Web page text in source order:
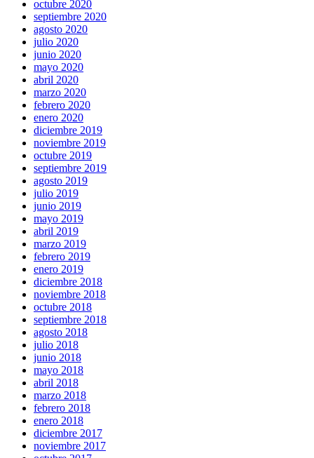
octubre 2020
septiembre 2020
agosto 2020
julio 2020
junio 2020
mayo 2020
abril 2020
marzo 2020
febrero 2020
enero 2020
diciembre 2019
noviembre 2019
octubre 2019
septiembre 2019
agosto 2019
julio 2019
junio 2019
mayo 2019
abril 2019
marzo 2019
febrero 2019
enero 2019
diciembre 2018
noviembre 2018
octubre 2018
septiembre 2018
agosto 2018
julio 2018
junio 2018
mayo 2018
abril 2018
marzo 2018
febrero 2018
enero 2018
diciembre 2017
noviembre 2017